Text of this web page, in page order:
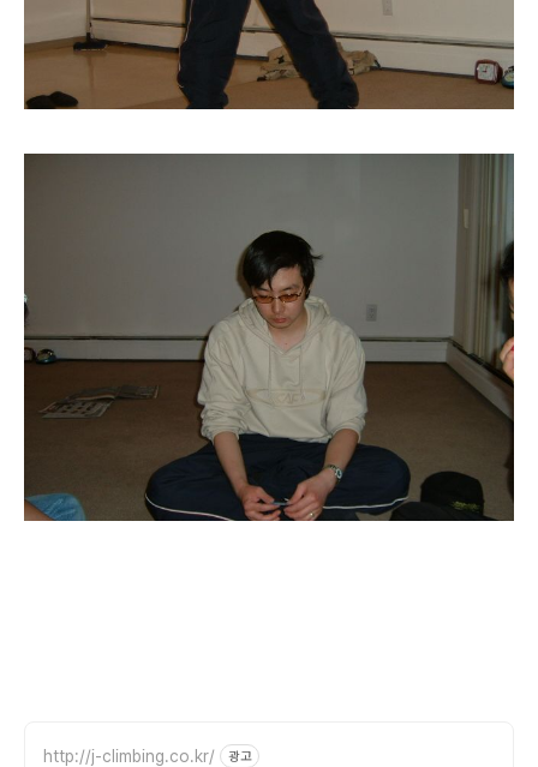
http://j-climbing.co.kr/ 광고